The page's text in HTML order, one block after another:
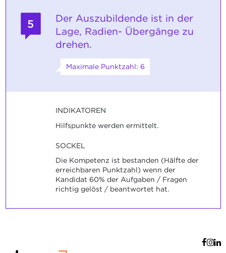
5
Der Auszubildende ist in der
Lage, Radien- Übergänge zu
drehen.
Maximale Punktzahl: 6
INDIKATOREN
Hilfspunkte werden ermittelt.
SOCKEL
Die Kompetenz ist bestanden (Hälfte der
erreichbaren Punktzahl) wenn der
Kandidat 60% der Aufgaben / Fragen
richtig gelöst / beantwortet hat.